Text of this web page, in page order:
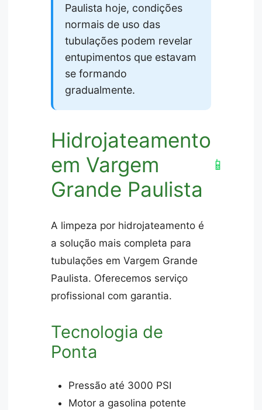
Paulista hoje, condições
normais de uso das
tubulações podem revelar
entupimentos que estavam
se formando
gradualmente.
Hidrojateamento
em Vargem
Grande Paulista
📱
A limpeza por hidrojateamento é
a solução mais completa para
tubulações em Vargem Grande
Paulista. Oferecemos serviço
profissional com garantia.
Tecnologia de
Ponta
Pressão até 3000 PSI
Motor a gasolina potente